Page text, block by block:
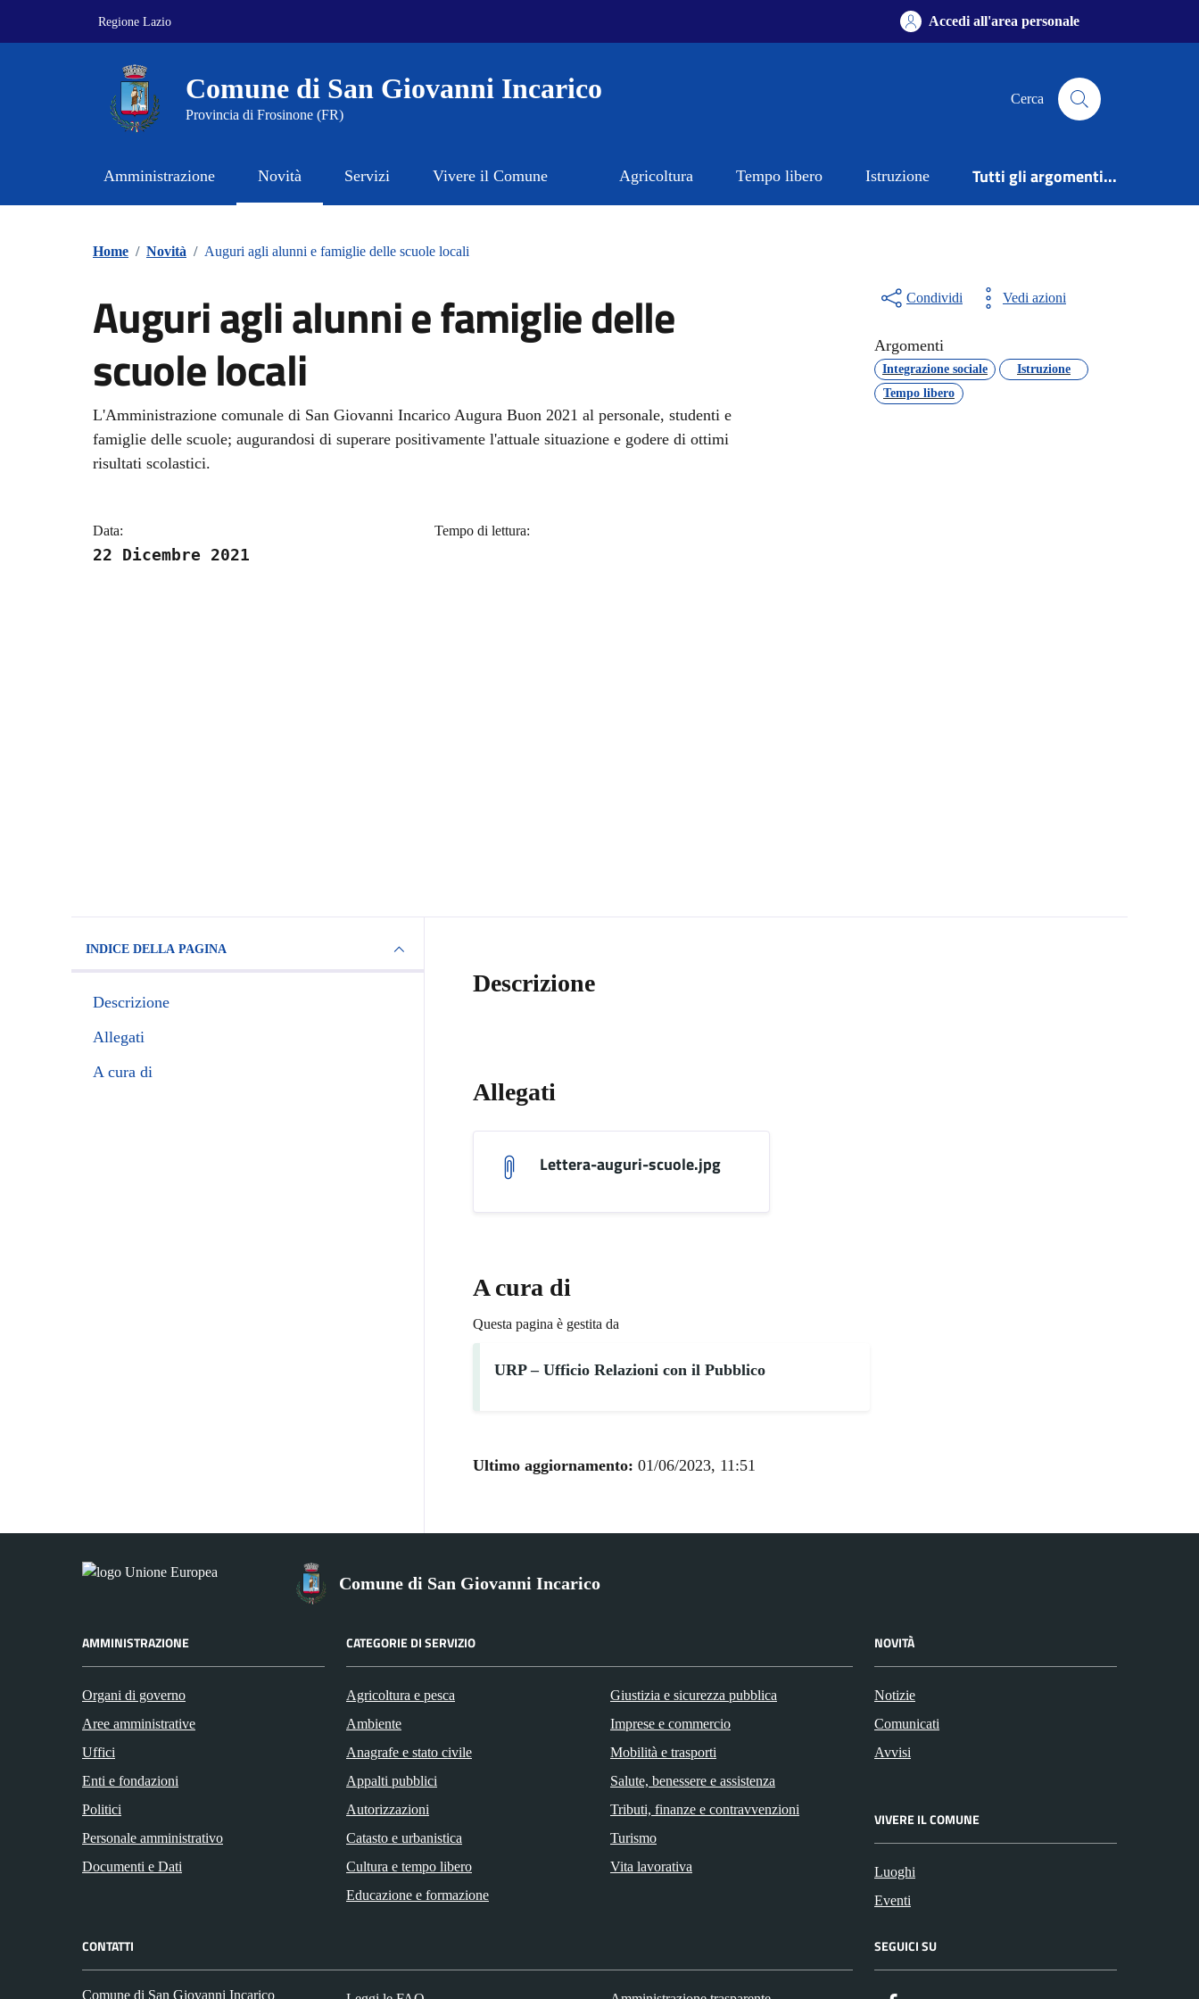
Regione Lazio Accedi all'area personale
Comune di San Giovanni Incarico
Provincia di Frosinone (FR)
Cerca
Amministrazione Novità Servizi Vivere il Comune Agricoltura Tempo libero Istruzione Tutti gli argomenti...
Home / Novità / Auguri agli alunni e famiglie delle scuole locali
Auguri agli alunni e famiglie delle
scuole locali
Dettagli della notizia
L'Amministrazione comunale di San Giovanni Incarico Augura Buon 2021 al personale, studenti e
famiglie delle scuole; augurandosi di superare positivamente l'attuale situazione e godere di ottimi
risultati scolastici.
Data:
22 Dicembre 2021
Tempo di lettura:
Condividi Vedi azioni
Argomenti
Integrazione sociale
Istruzione
Tempo libero
INDICE DELLA PAGINA
Descrizione
Allegati
A cura di
Descrizione
Allegati
Lettera-auguri-scuole.jpg
A cura di
Questa pagina è gestita da
URP – Ufficio Relazioni con il Pubblico
Ultimo aggiornamento: 01/06/2023, 11:51
Comune di San Giovanni Incarico
AMMINISTRAZIONE
Organi di governo
Aree amministrative
Uffici
Enti e fondazioni
Politici
Personale amministrativo
Documenti e Dati
CATEGORIE DI SERVIZIO
Agricoltura e pesca
Ambiente
Anagrafe e stato civile
Appalti pubblici
Autorizzazioni
Catasto e urbanistica
Cultura e tempo libero
Educazione e formazione
Giustizia e sicurezza pubblica
Imprese e commercio
Mobilità e trasporti
Salute, benessere e assistenza
Tributi, finanze e contravvenzioni
Turismo
Vita lavorativa
NOVITÀ
Notizie
Comunicati
Avvisi
VIVERE IL COMUNE
Luoghi
Eventi
CONTATTI
Comune di San Giovanni Incarico
SEGUICI SU